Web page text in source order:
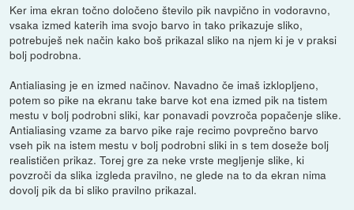
Ker ima ekran točno določeno število pik navpično in vodoravno,
vsaka izmed katerih ima svojo barvo in tako prikazuje sliko,
potrebuješ nek način kako boš prikazal sliko na njem ki je v praksi
bolj podrobna.
Antialiasing je en izmed načinov. Navadno če imaš izklopljeno,
potem so pike na ekranu take barve kot ena izmed pik na tistem
mestu v bolj podrobni sliki, kar ponavadi povzroča popačenje slike.
Antialiasing vzame za barvo pike raje recimo povprečno barvo
vseh pik na istem mestu v bolj podrobni sliki in s tem doseže bolj
realističen prikaz. Torej gre za neke vrste megljenje slike, ki
povzroči da slika izgleda pravilno, ne glede na to da ekran nima
dovolj pik da bi sliko pravilno prikazal.